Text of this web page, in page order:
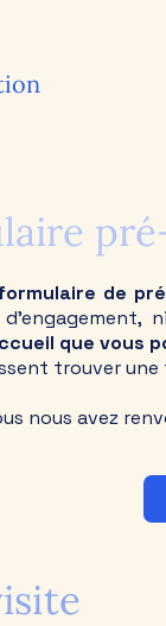
de
que vous
trouver
nous avez